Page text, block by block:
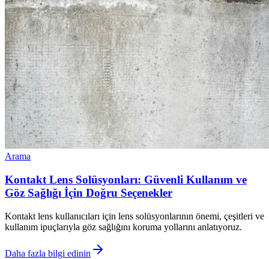
Arama
Kontakt Lens Solüsyonları: Güvenli Kullanım ve
Göz Sağlığı İçin Doğru Seçenekler
Kontakt lens kullanıcıları için lens solüsyonlarının önemi, çeşitleri ve
kullanım ipuçlarıyla göz sağlığını koruma yollarını anlatıyoruz.
Daha fazla bilgi edinin